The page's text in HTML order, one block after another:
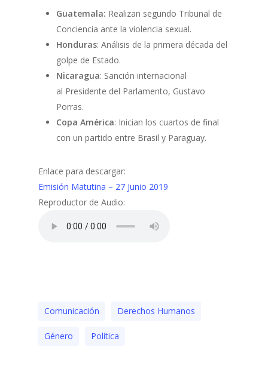
Guatemala: Realizan segundo Tribunal de
Conciencia ante la violencia sexual.
Honduras: Análisis de la primera década del
golpe de Estado.
Nicaragua: Sanción internacional
al Presidente del Parlamento, Gustavo
Porras.
Copa América: Inician los cuartos de final
con un partido entre Brasil y Paraguay.
Enlace para descargar:
Emisión Matutina – 27 Junio 2019
Reproductor de Audio:
Comunicación Derechos Humanos
Género Polí­tica